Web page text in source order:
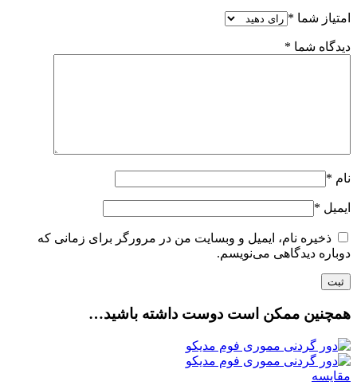
امتیاز شما *
دیدگاه شما *
نام *
ایمیل *
ذخیره نام، ایمیل و وبسایت من در مرورگر برای زمانی که
دوباره دیدگاهی می‌نویسم.
همچنین ممکن است دوست داشته باشید…
مقایسه